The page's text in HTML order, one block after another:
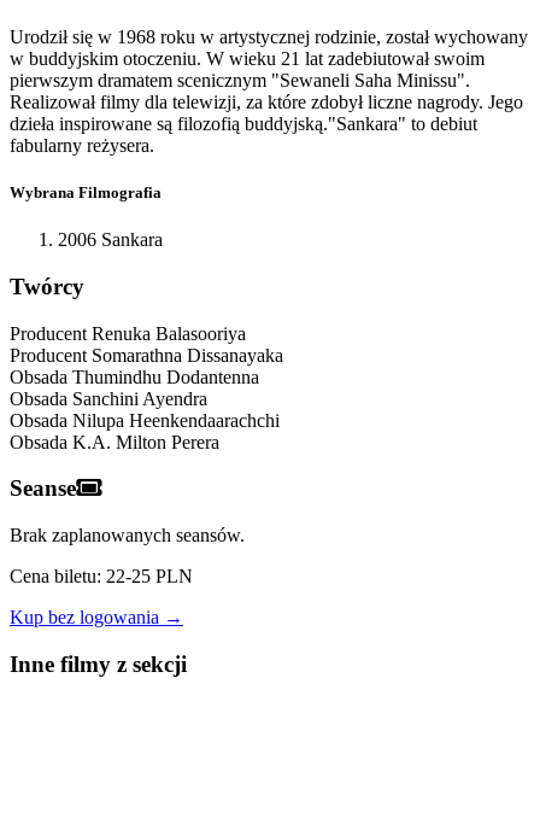
Urodził się w 1968 roku w artystycznej rodzinie, został wychowany
w buddyjskim otoczeniu. W wieku 21 lat zadebiutował swoim
pierwszym dramatem scenicznym "Sewaneli Saha Minissu".
Realizował filmy dla telewizji, za które zdobył liczne nagrody. Jego
dzieła inspirowane są filozofią buddyjską."Sankara" to debiut
fabularny reżysera.
Wybrana Filmografia
2006 Sankara
Twórcy
Producent Renuka Balasooriya
Producent Somarathna Dissanayaka
Obsada Thumindhu Dodantenna
Obsada Sanchini Ayendra
Obsada Nilupa Heenkendaarachchi
Obsada K.A. Milton Perera
Seanse
Brak zaplanowanych seansów.
Cena biletu: 22-25 PLN
Kup bez logowania →
Inne filmy z sekcji